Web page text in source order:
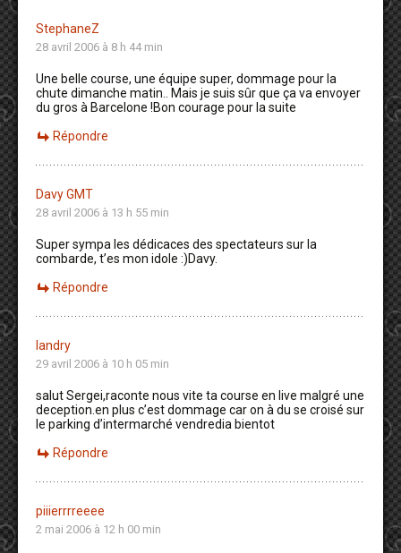
StephaneZ
28 avril 2006 à 8 h 44 min
Une belle course, une équipe super, dommage pour la
chute dimanche matin.. Mais je suis sûr que ça va envoyer
du gros à Barcelone !Bon courage pour la suite
Répondre
Davy GMT
28 avril 2006 à 13 h 55 min
Super sympa les dédicaces des spectateurs sur la
combarde, t’es mon idole :)Davy.
Répondre
landry
29 avril 2006 à 10 h 05 min
salut Sergei,raconte nous vite ta course en live malgré une
deception.en plus c’est dommage car on à du se croisé sur
le parking d’intermarché vendredia bientot
Répondre
piiierrrreeee
2 mai 2006 à 12 h 00 min